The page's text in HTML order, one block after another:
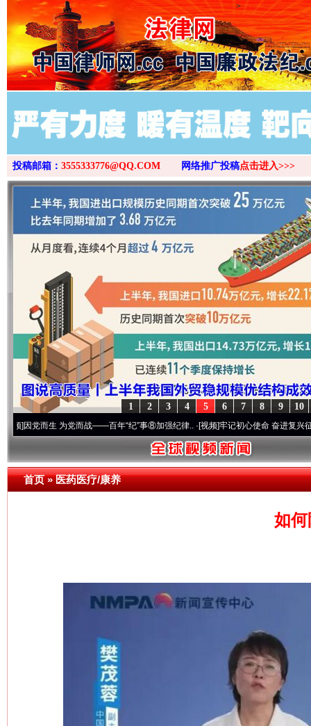
>
投稿邮箱： 3555333776@QQ.COM 网络推广投稿点击进入>>>
10
9
8
7
6
5
4
3
2
1
生 为党而战——百年“纪”事⑧加强纪律..·[视频]牢记初心使命 奋进复兴征程丨“转折
首页»医药医疗/康养
如
网上购药对药下症？
这是一记警钟！